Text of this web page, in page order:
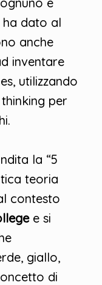
ha dato al
anche
inventare
utilizzando
per
la “5
teoria
contesto
e si
giallo,
di